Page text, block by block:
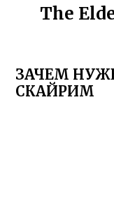
The
ЗАЧЕМ
СКАЙРИМ